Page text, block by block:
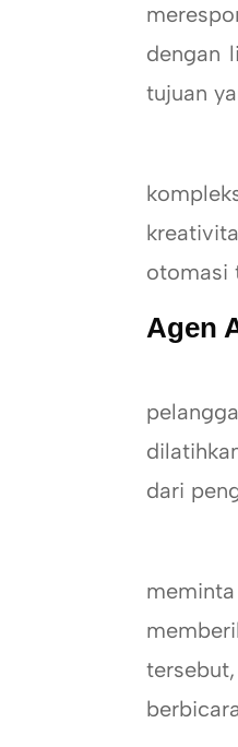
dengan
tujuan
otomasi
Agen
dari